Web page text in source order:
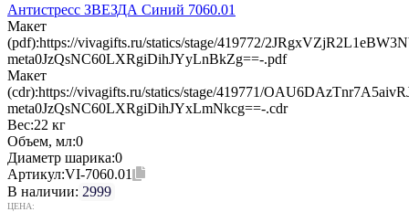
Антистресс ЗВЕЗДА Синий 7060.01
Макет
(pdf):https://vivagifts.ru/statics/stage/419772/
meta0JzQsNC60LXRgiDihJYyLnBkZg==-.pdf
Макет
(cdr):https://vivagifts.ru/statics/stage/419771/
meta0JzQsNC60LXRgiDihJYxLmNkcg==-.cdr
Вес:22 кг
Объем, мл:0
Диаметр шарика:0
Артикул:VI-7060.01
В наличии: 2999
ЦЕНА: